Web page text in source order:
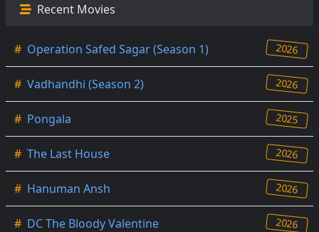
Recent Movies
# Operation Safed Sagar (Season 1) 2026
# Vadhandhi (Season 2) 2026
# Pongala 2025
# The Last House 2026
# Hanuman Ansh 2026
# DC The Bloody Valentine 2026